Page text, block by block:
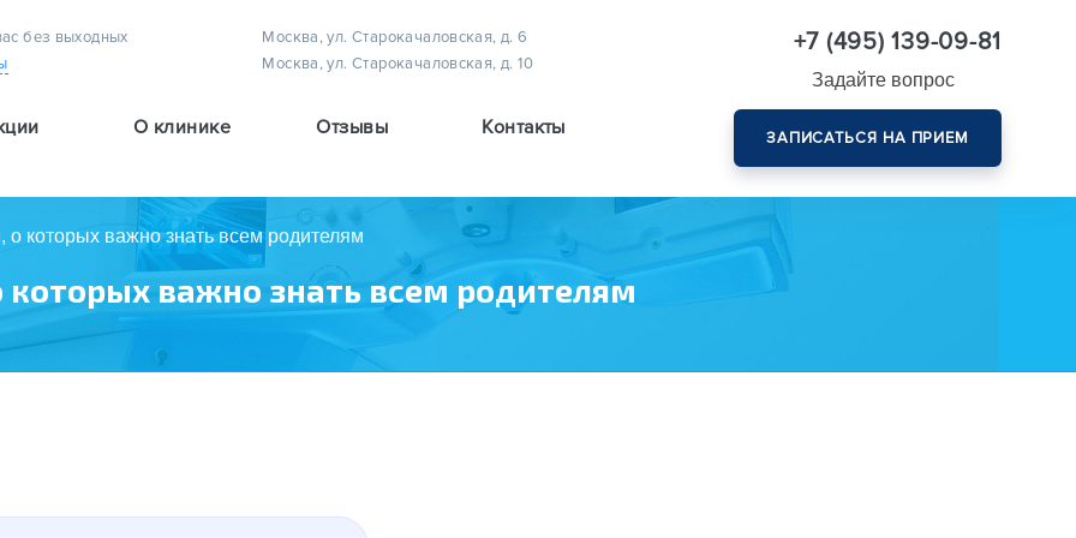
без выходных
Москва, ул. Старокачаловская, д. 6
Москва, ул. Старокачаловская, д. 10
О клинике Отзывы Контакты
+7 (495) 139-09-81
Задайте вопрос
ЗАПИСАТЬСЯ НА ПРИЕМ
о которых важно знать всем родителям
которых важно знать всем родителям